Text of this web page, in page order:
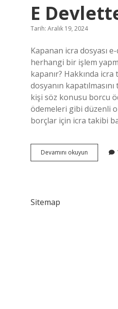
E
Tarih: Aralık 19, 2024
Kapanan icra dosyası
herhangi bir işlem
kapanır? Hakkında
dosyanın
kişi söz konusu borcu
ödemeleri gibi düzenli
borçlar için icra takibi
Devamını okuyun
Devletten
Sitemap